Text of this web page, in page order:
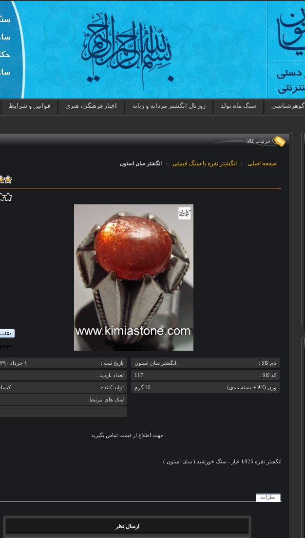
گوهرشناسی سنگ ماه تولد ژورنال انگشتر مردانه و زنانه اخبار فرهنگی، هنری قوانین و شرایط
جزئيات کالا
صفحه اصلی :: انگشتر نقره با سنگ قیمتی :: انگشتر سان استون
انگشتر سان استون نام کالا :
117 کد کالا :
10 گرم وزن (کالا + بسته بندی) :
‎۱ خرداد ۱۳۹۰ ۰۳:۴۹ تاريخ ثبت :
تعداد بازديد :
تولید کننده :
لینک های مرتبط :
جهت اطلاع از قیمت تماس بگیرید
انگشتر نقره 925با عیار ، سنگ خورشید ( سان استون )
نظرات
ارسال نظر